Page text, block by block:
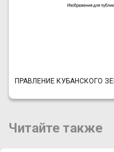
ПРАВЛЕНИЕ КУБАНСКОГО
Читайте также